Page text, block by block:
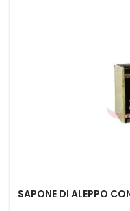
SAPONE DI ALEPPO